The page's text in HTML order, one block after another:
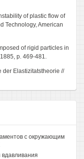
of plastic flow of
Technology, American
of rigid particles in
p. 469-481.
der Elastizitatstheorie //
с окружающим